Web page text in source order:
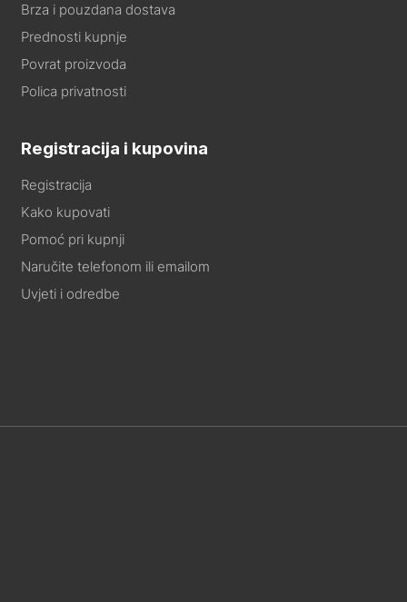
Brza i pouzdana dostava
Prednosti kupnje
Povrat proizvoda
Polica privatnosti
Registracija i kupovina
Registracija
Kako kupovati
Pomoć pri kupnji
Naručite telefonom ili emailom
Uvjeti i odredbe